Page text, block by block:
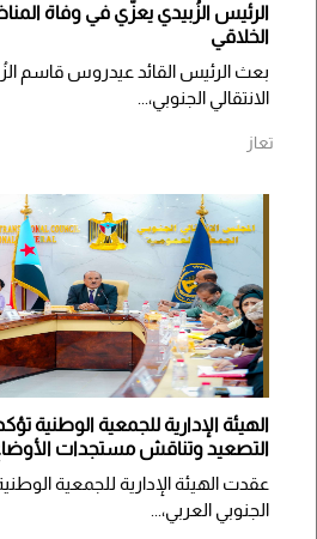
الرئيس الزُبيدي يعزّي في وفاة
الخلاقي
بعث الرئيس القائد عيدروس قاسم
الانتقالي الجنوبي،...
تعاز
الهيئة الإدارية للجمعية الوطنية
التصعيد وتناقش مستجدات
عقدت الهيئة الإدارية للجمعية
الجنوبي العربي،...